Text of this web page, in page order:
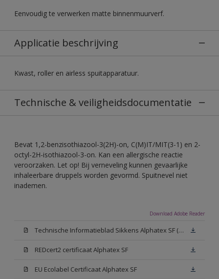
Eenvoudig te verwerken matte binnenmuurverf.
Applicatie beschrijving
Kwast, roller en airless spuitapparatuur.
Technische & veiligheidsdocumentatie
Bevat 1,2-benzisothiazool-3(2H)-on, C(M)IT/MIT(3-1) en 2-
octyl-2H-isothiazool-3-on. Kan een allergische reactie
veroorzaken. Let op! Bij verneveling kunnen gevaarlijke
inhaleerbare druppels worden gevormd. Spuitnevel niet
inademen.
Download Adobe Reader
Technische Informatieblad Sikkens Alphatex SF (PDF)
REDcert2 certificaat Alphatex SF
EU Ecolabel Certificaat Alphatex SF